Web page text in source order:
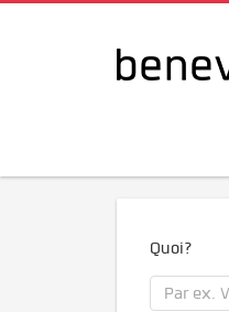
Quoi?